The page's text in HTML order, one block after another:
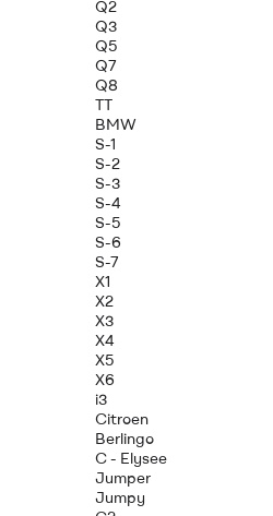
Q2
Q3
Q5
Q7
Q8
TT
BMW
S-1
S-2
S-3
S-4
S-5
S-6
S-7
X1
X2
X3
X4
X5
X6
i3
Citroen
Berlingo
C - Elysee
Jumper
Jumpy